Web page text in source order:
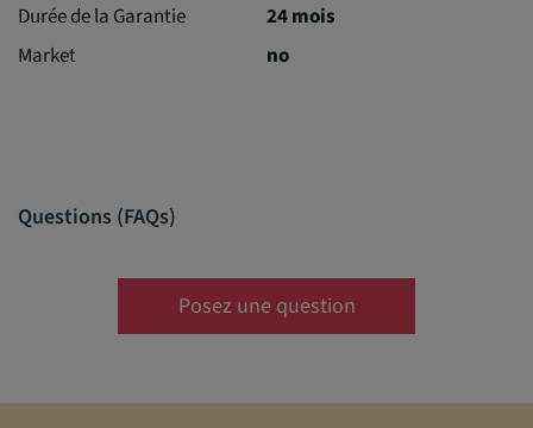
Durée de la Garantie
24 mois
Market
no
Questions (FAQs)
Posez une question